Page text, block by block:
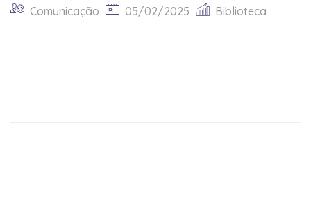
Comunicação 05/02/2025 Biblioteca